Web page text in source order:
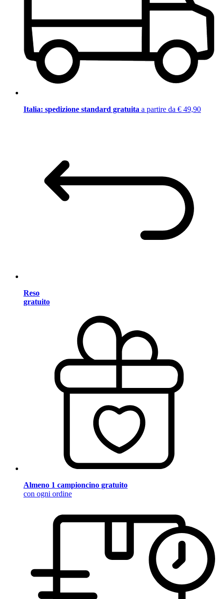
Italia: spedizione standard gratuita a partire da € 49,90
Reso
gratuito
Almeno 1 campioncino gratuito
con ogni ordine